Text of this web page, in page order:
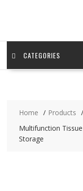
CATEGORIES
Home
Products
Multifunction
Storage